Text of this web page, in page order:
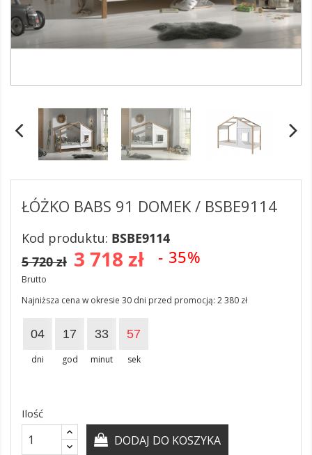
ŁÓŻKO BABS 91 DOMEK / BSBE9114
Kod produktu: BSBE9114
3 718 zł - 35%
5 720 zł
Brutto
Najniższa cena w okresie 30 dni przed promocją: 2 380 zł
04
dni
17
god
33
minut
57
sek
Ilość
DODAJ DO KOSZYKA